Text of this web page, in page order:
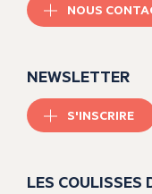
NOUS
NEWSLETTER
S'INSCRIRE
LES COULISSES